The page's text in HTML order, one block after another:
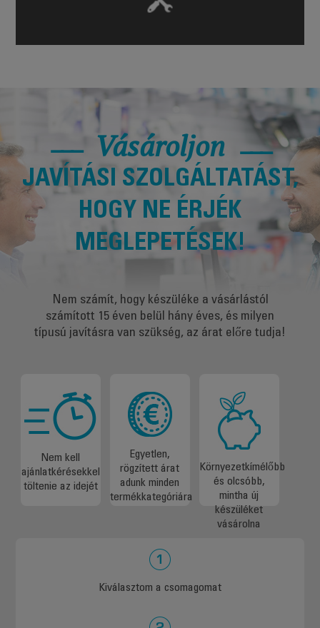
Vásároljon
JAVÍTÁSI SZOLGÁLTATÁST,
HOGY NE ÉRJÉK
MEGLEPETÉSEK!
Nem számít, hogy készüléke a vásárlástól
számított 15 éven belül hány éves, és milyen
típusú javításra van szükség, az árat előre tudja!
Nem kell
ajánlatkérésekkel
töltenie az idejét
Egyetlen,
rögzített árat
adunk minden
termékkategóriára
Környezetkímélőbb
és olcsóbb,
mintha új
készüléket
vásárolna
Kiválasztom a csomagomat